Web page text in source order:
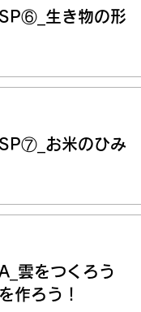
SP⑥_生き物の形
SP⑦_お米のひみ
雲をつくろう
作ろう！